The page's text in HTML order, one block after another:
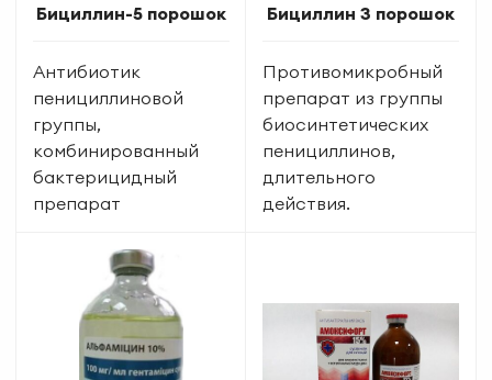
Бициллин-5 порошок
Антибиотик
пенициллиновой
группы,
комбинированный
бактерицидный
препарат
Бициллин 3 порошок
Противомикробный
препарат из группы
биосинтетических
пенициллинов,
длительного
действия.